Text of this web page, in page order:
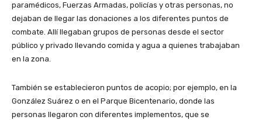
paramédicos, Fuerzas Armadas, policías y otras personas, no
dejaban de llegar las donaciones a los diferentes puntos de
combate. Allí llegaban grupos de personas desde el sector
público y privado llevando comida y agua a quienes trabajaban
en la zona.
También se establecieron puntos de acopio; por ejemplo, en la
González Suárez o en el Parque Bicentenario, donde las
personas llegaron con diferentes implementos, que se